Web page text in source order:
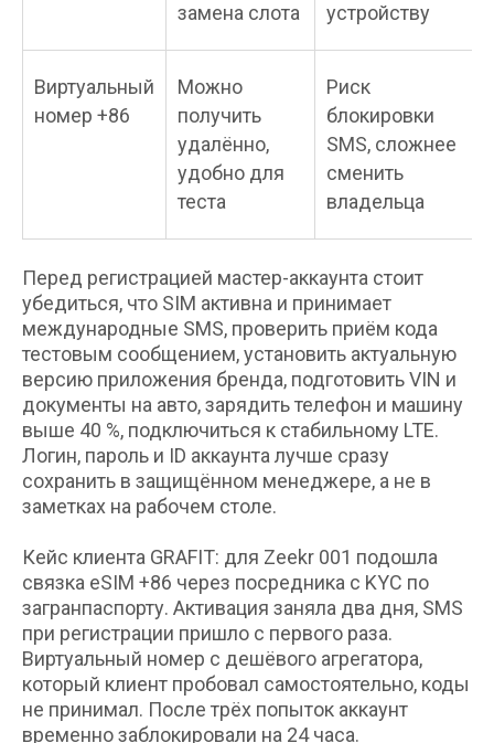
замена слота устройству
Виртуальный
номер +86
Можно
получить
удалённо,
удобно для
теста
Риск
блокировки
SMS, сложнее
сменить
владельца
Перед регистрацией мастер-аккаунта стоит
убедиться, что SIM активна и принимает
международные SMS, проверить приём кода
тестовым сообщением, установить актуальную
версию приложения бренда, подготовить VIN и
документы на авто, зарядить телефон и машину
выше 40 %, подключиться к стабильному LTE.
Логин, пароль и ID аккаунта лучше сразу
сохранить в защищённом менеджере, а не в
заметках на рабочем столе.
Кейс клиента GRAFIT: для Zeekr 001 подошла
связка eSIM +86 через посредника с KYC по
загранпаспорту. Активация заняла два дня, SMS
при регистрации пришло с первого раза.
Виртуальный номер с дешёвого агрегатора,
который клиент пробовал самостоятельно, коды
не принимал. После трёх попыток аккаунт
временно заблокировали на 24 часа.